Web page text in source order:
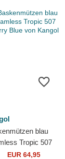
blau
Tropic 507
Blue von Kangol
EUR 64,95